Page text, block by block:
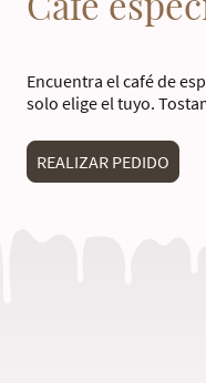
Encuentra el café de
solo elige el tuyo.
REALIZAR PEDIDO